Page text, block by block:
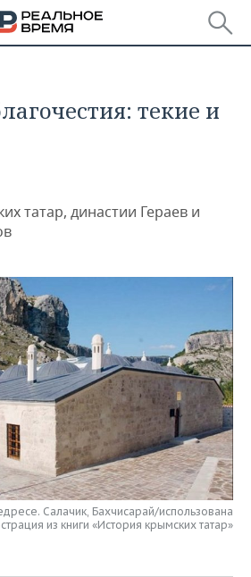
текие и
татар, династии Гераев и
Салачик, Бахчисарай/использована
из книги «История крымских татар»